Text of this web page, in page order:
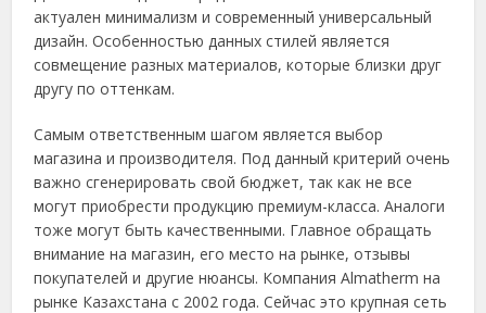
актуален минимализм и современный универсальный
дизайн. Особенностью данных стилей является
совмещение разных материалов, которые близки друг
другу по оттенкам.
Самым ответственным шагом является выбор
магазина и производителя. Под данный критерий очень
важно сгенерировать свой бюджет, так как не все
могут приобрести продукцию премиум-класса. Аналоги
тоже могут быть качественными. Главное обращать
внимание на магазин, его место на рынке, отзывы
покупателей и другие нюансы. Компания Almatherm на
рынке Казахстана с 2002 года. Сейчас это крупная сеть